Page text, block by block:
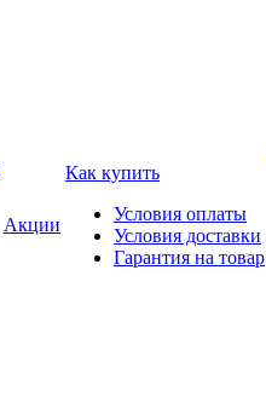
Акции
Как купить
Условия оплаты
Условия доставки
Гарантия на товар